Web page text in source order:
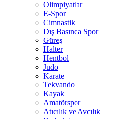
Olimpiyatlar
E-Spor
Cimnastik
Dış Basında Spor
Güreş
Halter
Hentbol
Judo
Karate
Tekvando
Kayak
Amatörspor
Atıcılık ve Avcılık